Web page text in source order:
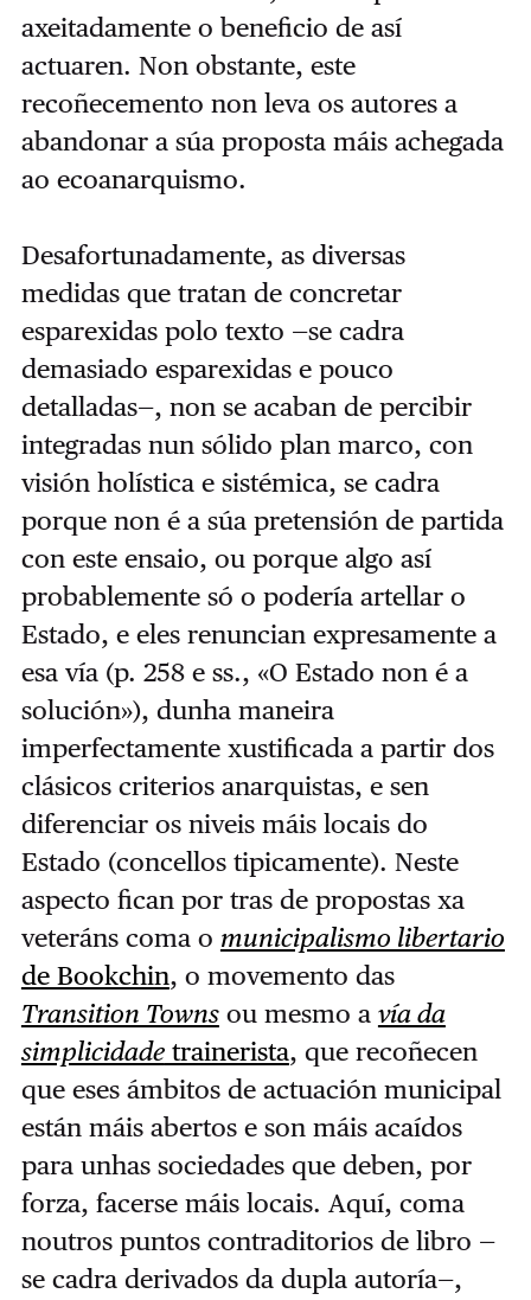
axeitadamente o beneficio de así
actuaren. Non obstante, este
recoñecemento non leva os autores a
abandonar a súa proposta máis achegada
ao ecoanarquismo.
Desafortunadamente, as diversas
medidas que tratan de concretar
esparexidas polo texto —se cadra
demasiado esparexidas e pouco
detalladas—, non se acaban de percibir
integradas nun sólido plan marco, con
visión holística e sistémica, se cadra
porque non é a súa pretensión de partida
con este ensaio, ou porque algo así
probablemente só o podería artellar o
Estado, e eles renuncian expresamente a
esa vía (p. 258 e ss., «O Estado non é a
solución»), dunha maneira
imperfectamente xustificada a partir dos
clásicos criterios anarquistas, e sen
diferenciar os niveis máis locais do
Estado (concellos tipicamente). Neste
aspecto fican por tras de propostas xa
veteráns coma o municipalismo libertario
de Bookchin, o movemento das
Transition Townsou mesmo a vía da
simplicidadetrainerista, que recoñecen
que eses ámbitos de actuación municipal
están máis abertos e son máis acaídos
para unhas sociedades que deben, por
forza, facerse máis locais. Aquí, coma
noutros puntos contraditorios de libro —
se cadra derivados da dupla autoría—,